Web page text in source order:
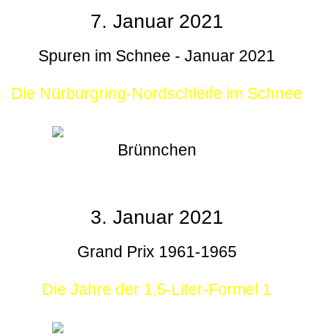
7. Januar 2021
Spuren im Schnee - Januar 2021
Die Nürburgring-Nordschleife im Schnee
Brünnchen
3. Januar 2021
Grand Prix 1961-1965
Die Jahre der 1,5-Liter-Formel 1